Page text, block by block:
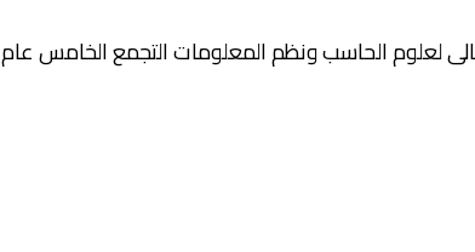
ونظم المعلومات التجمع الخامس عام 2002 وقد هدف إلى تقديم رسالة بتخريج ...